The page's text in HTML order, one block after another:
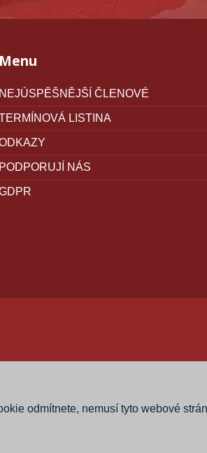
Menu
NEJÚSPĚŠNĚJŠÍ ČLENOVÉ
LISTINA
PODPORUJÍ NÁS
odmítnete, nemusí tyto webové